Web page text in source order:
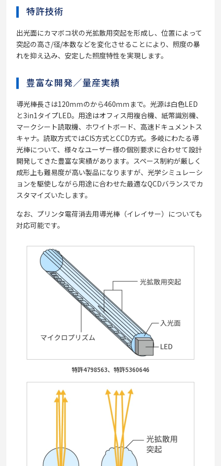
特許技術
出光面にカマボコ状の光拡散用突起を形成し、位置によって
突起の高さ/径/本数などを変化させることにより、照度の暴
れを抑え込み、安定した照度特性を実現します。
豊富な開発／量産実績
導光棒長さは120ｍｍのから460ｍｍまで。光源は白色LED
と3in1タイプLED。用途はオフィス用複合機、紙幣識別機、
マークシート読取機、ホワイトボード、高速ドキュメントス
キャナ。読取方式ではCIS方式とCCD方式。多岐にわたる導
光棒について、様々なユーザー様の個別要求に合わせて設計
開発してきた豊富な実績があります。スペース制約が厳しく
成形上も難易度が高い製品になりますが、光学シミュレーシ
ョンを駆使しながら用途に合わせた最適なQCDバランスでカ
スタマイズいたします。
なお、プリンタ電荷消去用導光棒（イレイサー）についても
対応可能です。
特許4798563、特許5360646